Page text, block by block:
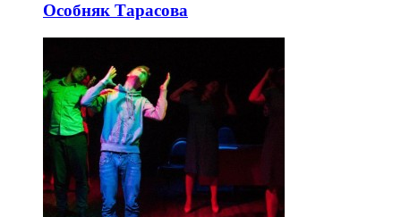
Особняк Тарасова